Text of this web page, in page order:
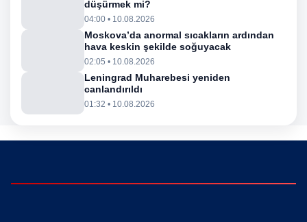
düşürmek mi?
04:00 • 10.08.2026
Moskova’da anormal sıcakların ardından
hava keskin şekilde soğuyacak
02:05 • 10.08.2026
Leningrad Muharebesi yeniden
canlandırıldı
01:32 • 10.08.2026